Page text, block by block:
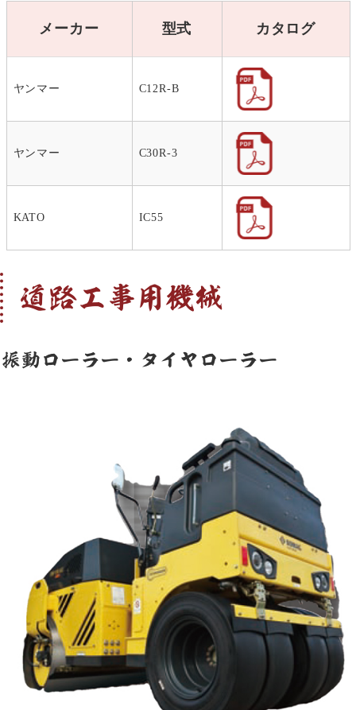
メーカー 型式 カタログ
ヤンマー C12R-B
ヤンマー C30R-3
KATO IC55
道路工事用機械
振動ローラー・タイヤローラー